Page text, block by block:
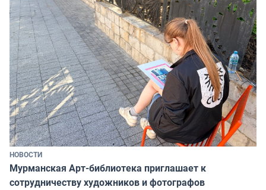
НОВОСТИ
Мурманская Арт-библиотека приглашает к
сотрудничеству художников и фотографов